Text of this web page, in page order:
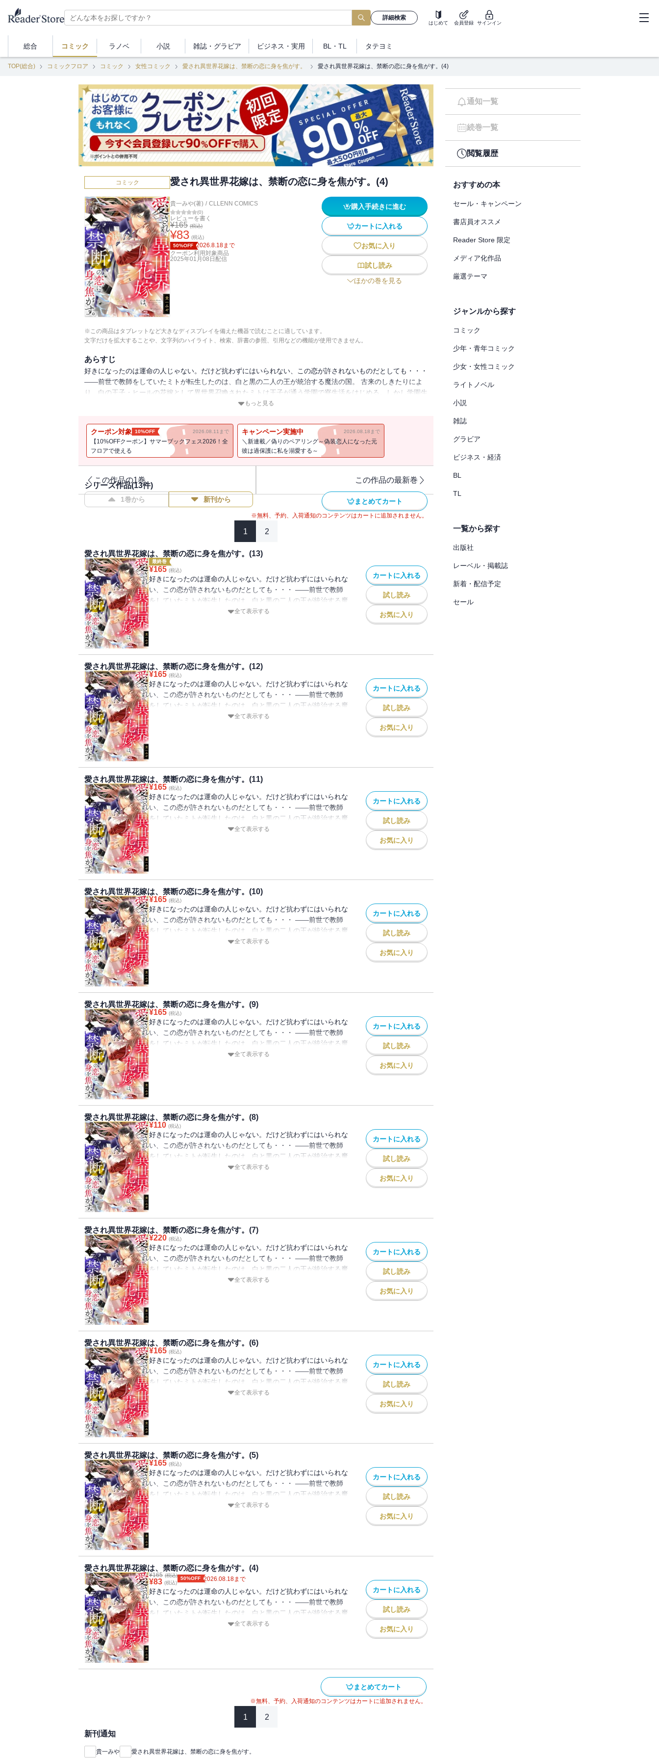
詳細検索
はじめて 会員登録 サインイン
総合 コミック ラノベ 小説 雑誌・ グラビア ビジネス ・実用 BL・TL タテヨミ
TOP(総合) コミックフロア コミック 女性コミック 愛され異世界花嫁は、禁断の恋に身を焦がす。 愛され異世界花嫁は、禁断の恋に身を焦がす。(4)
コミック 愛され異世界花嫁は、禁断の恋に身を焦がす。(4)
貴一みや(著) / CLLENN COMICS
(0)
レビューを書く
¥165 (税込)
¥83 (税込)
50%OFF 2026.8.18まで
クーポン利用対象商品
2025年01月08日 配信
購入手続きに進む
カートに入れる
お気に入り
試し読み
ほかの巻を見る
※この商品はタブレットなど大きなディスプレイを備えた機器で読むことに適しています。
文字だけを拡大することや、文字列のハイライト、検索、辞書の参照、引用などの機能が使用できません。
あらすじ
好きになったのは運命の人じゃない。だけど抗わずにはいられない、この恋が許されないものだとしても・・・
――前世で教師をしていたミトが転生したのは、白と黒の二人の王が統治する魔法の国。 古来のしきたりによ
り、白の王子・ヒールの花嫁として異世界召喚されたミトは王子が通う学園で寮生活をはじめる。しかし学園生
活を送るなかで、ひねくれていてどこか放っておけない黒の王子・ディアンに惹かれ始める。 共に婚約者がい
始め・・・ 知られたら反逆罪になってしまう禁断の恋。ミトが最後に選ぶ「運命」とは―
もっと見る
クーポン対象 10%OFF 2026.08.11まで
【10%OFFクーポン】サマーブックフェス2026！全
フロアで使える
キャンペーン実施中 2026.08.18まで
＼新連載／偽りのペアリング～偽装恋人になった元
彼は過保護に私を溺愛する～
この作品の1巻 この作品の最新巻
シリーズ作品(13件)
1巻から 新刊から まとめてカート
※無料、予約、入荷通知のコンテンツはカートに追加されません。
1 2
愛され異世界花嫁は、禁断の恋に身を焦がす。(13)
最終巻
¥165 (税込)
好きになったのは運命の人じゃない。だけど抗わずにはいられな
い、この恋が許されないものだとしても・・・ ――前世で教師
をしていたミトが転生したのは、白と黒の二人の王が統治する魔
法の国。 古来のしきたりにより、白の王子・ヒールの花嫁とし
場でありながら、心を通じ合わせていく二人。 ミトとディアン
の仲に気づいたヒールは不穏な動きを見せ始め・・・ 知られた
ら反逆罪になってしまう禁断の恋。ミトが最後に選ぶ「運命」と
は―
全て表示する
カートに入れる
試し読み
お気に入り
愛され異世界花嫁は、禁断の恋に身を焦がす。(12)
¥165 (税込)
好きになったのは運命の人じゃない。だけど抗わずにはいられな
い、この恋が許されないものだとしても・・・ ――前世で教師
をしていたミトが転生したのは、白と黒の二人の王が統治する魔
法の国。 古来のしきたりにより、白の王子・ヒールの花嫁とし
の仲に気づいたヒールは不穏な動きを見せ始め・・・ 知られた
ら反逆罪になってしまう禁断の恋。ミトが最後に選ぶ「運命」と
は―
全て表示する
カートに入れる
試し読み
お気に入り
愛され異世界花嫁は、禁断の恋に身を焦がす。(11)
¥165 (税込)
好きになったのは運命の人じゃない。だけど抗わずにはいられな
い、この恋が許されないものだとしても・・・ ――前世で教師
をしていたミトが転生したのは、白と黒の二人の王が統治する魔
法の国。 古来のしきたりにより、白の王子・ヒールの花嫁とし
ら反逆罪になってしまう禁断の恋。ミトが最後に選ぶ「運命」と
は―
全て表示する
カートに入れる
試し読み
お気に入り
愛され異世界花嫁は、禁断の恋に身を焦がす。(10)
¥165 (税込)
好きになったのは運命の人じゃない。だけど抗わずにはいられな
い、この恋が許されないものだとしても・・・ ――前世で教師
をしていたミトが転生したのは、白と黒の二人の王が統治する魔
法の国。 古来のしきたりにより、白の王子・ヒールの花嫁とし
の仲に気づいたヒールは不穏な動きを見せ始め・・・ 知られた
ら反逆罪になってしまう禁断の恋。ミトが最後に選ぶ「運命」と
は―
全て表示する
カートに入れる
試し読み
お気に入り
愛され異世界花嫁は、禁断の恋に身を焦がす。(9)
¥165 (税込)
好きになったのは運命の人じゃない。だけど抗わずにはいられな
い、この恋が許されないものだとしても・・・ ――前世で教師
をしていたミトが転生したのは、白と黒の二人の王が統治する魔
法の国。 古来のしきたりにより、白の王子・ヒールの花嫁とし
の仲に気づいたヒールは不穏な動きを見せ始め・・・ 知られた
ら反逆罪になってしまう禁断の恋。ミトが最後に選ぶ「運命」と
は―
全て表示する
カートに入れる
試し読み
お気に入り
愛され異世界花嫁は、禁断の恋に身を焦がす。(8)
¥110 (税込)
好きになったのは運命の人じゃない。だけど抗わずにはいられな
い、この恋が許されないものだとしても・・・ ――前世で教師
をしていたミトが転生したのは、白と黒の二人の王が統治する魔
法の国。 古来のしきたりにより、白の王子・ヒールの花嫁とし
の仲に気づいたヒールは不穏な動きを見せ始め・・・ 知られた
ら反逆罪になってしまう禁断の恋。ミトが最後に選ぶ「運命」と
は―
全て表示する
カートに入れる
試し読み
お気に入り
愛され異世界花嫁は、禁断の恋に身を焦がす。(7)
¥220 (税込)
好きになったのは運命の人じゃない。だけど抗わずにはいられな
い、この恋が許されないものだとしても・・・ ――前世で教師
をしていたミトが転生したのは、白と黒の二人の王が統治する魔
法の国。 古来のしきたりにより、白の王子・ヒールの花嫁とし
の仲に気づいたヒールは不穏な動きを見せ始め・・・ 知られた
ら反逆罪になってしまう禁断の恋。ミトが最後に選ぶ「運命」と
は―
全て表示する
カートに入れる
試し読み
お気に入り
愛され異世界花嫁は、禁断の恋に身を焦がす。(6)
¥165 (税込)
好きになったのは運命の人じゃない。だけど抗わずにはいられな
い、この恋が許されないものだとしても・・・ ――前世で教師
をしていたミトが転生したのは、白と黒の二人の王が統治する魔
法の国。 古来のしきたりにより、白の王子・ヒールの花嫁とし
ら反逆罪になってしまう禁断の恋。ミトが最後に選ぶ「運命」と
は―
全て表示する
カートに入れる
試し読み
お気に入り
愛され異世界花嫁は、禁断の恋に身を焦がす。(5)
¥165 (税込)
好きになったのは運命の人じゃない。だけど抗わずにはいられな
い、この恋が許されないものだとしても・・・ ――前世で教師
をしていたミトが転生したのは、白と黒の二人の王が統治する魔
法の国。 古来のしきたりにより、白の王子・ヒールの花嫁とし
の仲に気づいたヒールは不穏な動きを見せ始め・・・ 知られた
ら反逆罪になってしまう禁断の恋。ミトが最後に選ぶ「運命」と
は―
全て表示する
カートに入れる
試し読み
お気に入り
愛され異世界花嫁は、禁断の恋に身を焦がす。(4)
¥165 (税込)
¥83 (税込)
50%OFF 2026.08.18まで
好きになったのは運命の人じゃない。だけど抗わずにはいられな
い、この恋が許されないものだとしても・・・ ――前世で教師
をしていたミトが転生したのは、白と黒の二人の王が統治する魔
法の国。 古来のしきたりにより、白の王子・ヒールの花嫁とし
場でありながら、心を通じ合わせていく二人。 ミトとディアン
の仲に気づいたヒールは不穏な動きを見せ始め・・・ 知られた
ら反逆罪になってしまう禁断の恋。ミトが最後に選ぶ「運命」と
全て表示する
カートに入れる
試し読み
お気に入り
まとめてカート
※無料、予約、入荷通知のコンテンツはカートに追加されません。
1 2
新刊通知
貴一みや 愛され異世界花嫁は、禁断の恋に身を焦がす。
通知一覧
続巻一覧
閲覧履歴
おすすめの本
セール・キャンペーン
書店員オススメ
Reader Store 限定
メディア化作品
厳選テーマ
ジャンルから探す
コミック
少年・青年コミック
少女・女性コミック
ライトノベル
小説
雑誌
グラビア
ビジネス・経済
BL
TL
一覧から探す
出版社
レーベル・掲載誌
新着・配信予定
セール